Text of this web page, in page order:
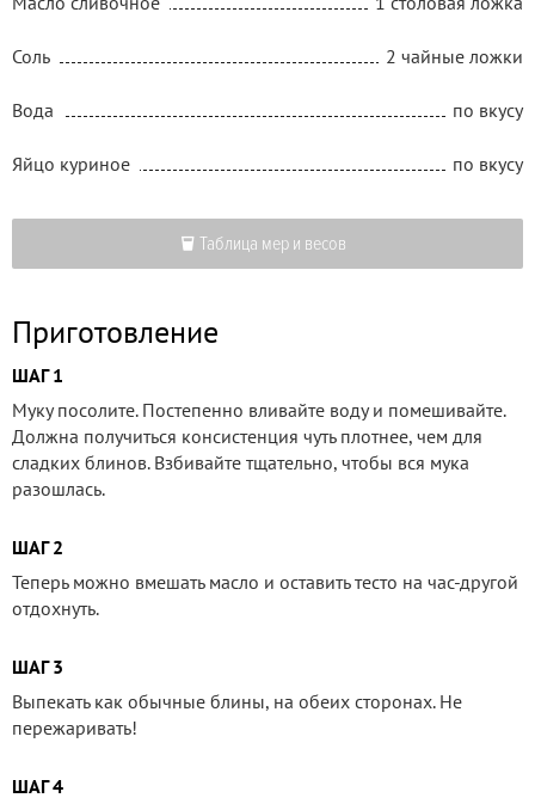
Соль 2 чайные ложки
Вода по вкусу
Яйцо куриное по вкусу
Таблица мер и весов
Приготовление
ШАГ 1
Муку посолите. Постепенно вливайте воду и помешивайте.
Должна получиться консистенция чуть плотнее, чем для
сладких блинов. Взбивайте тщательно, чтобы вся мука
разошлась.
ШАГ 2
Теперь можно вмешать масло и оставить тесто на час-другой
отдохнуть.
ШАГ 3
Выпекать как обычные блины, на обеих сторонах. Не
пережаривать!
ШАГ 4